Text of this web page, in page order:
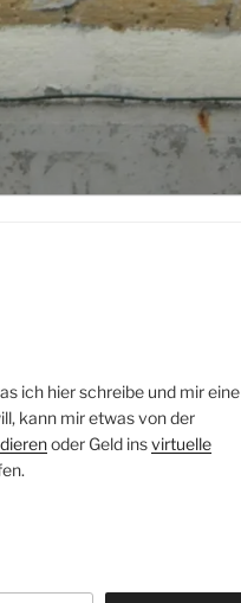
ich hier schreibe und mir eine
kann mir etwas von der
oder Geld insvirtuelle